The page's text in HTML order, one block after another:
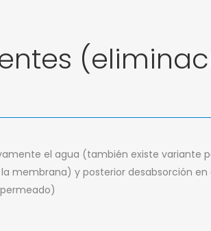
el agua (también existe variante
y posterior desabsorción